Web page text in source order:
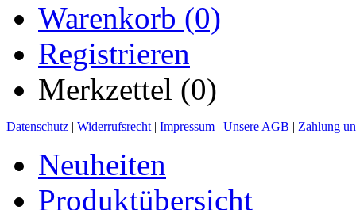
Warenkorb (0)
Registrieren
Merkzettel (0)
Datenschutz | Widerrufsrecht | Impressum | Unsere AGB | Zahlung
Neuheiten
Produktübersicht